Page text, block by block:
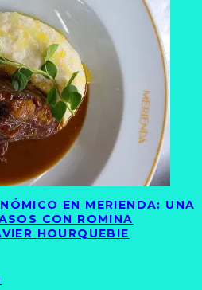
EN MERIENDA: UNA
CON ROMINA
HOURQUEBIE